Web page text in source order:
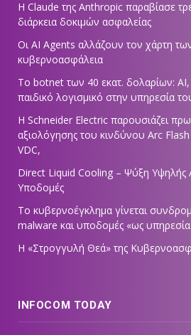
Η Claude της Anthropic παραβίασε
διάρκεια δοκιμών ασφαλείας
Οι AI Agents αλλάζουν τον χάρτη
κυβερνοασφάλεια
Το botnet των 40 εκατ. δολαρίων:
παιδικό λογισμικό στην υπηρεσία
Η Schneider Electric παρουσιάζει
αξιολόγησης του κινδύνου Arc
VDC,
Direct Liquid Cooling – Ψύξη Υψηλής
Υποδομές
Το κυβερνοέγκλημα γίνεται
malware και υποδομές «ως
Η «Στρογγυλή Θεά» της
INFOCOM TODAY